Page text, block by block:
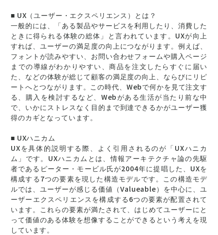
■ UX（ユーザー・エクスペリエンス）とは？
一般的には、「ある製品やサービスを利用したり、消費した
ときに得られる体験の総体」と言われています。UXが向上
すれば、ユーザーの満足度の向上につながります。例えば、
フォントが読みやすい、お問い合わせフォームや購入ページ
までの導線がわかりやすい、商品を注文したらすぐに届い
た、などの体験が総じて顧客の満足度の向上、ならびにリピ
ートへとつながります。この時代、Webで何かを見て注文す
る、購入を検討するなど、Webがある生活が当たり前な中
で、いかにストレスなく目的まで到達できるかがユーザー獲
得のカギとなっています。
■ UXハニカム
UXを具体的説明する際、よく引用されるのが「UXハニカ
ム」です。UXハニカムとは、情報アーキテクチャ論の先駆
者であるピーター・モービル氏が2004年に提唱した、UXを
構成する7つの要素を現した構造モデルです。この構造モデ
ルでは、ユーザーが感じる価値（Valueable）を中心に、ユ
ーザーエクスペリエンスを構成する6つの要素が配置されて
います。これらの要素が満たされて、はじめてユーザーにと
って価値のある体験を想像することができるという考えを現
しています。